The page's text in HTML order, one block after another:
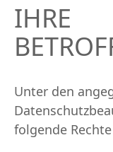
IHRE
Unter den
folgende